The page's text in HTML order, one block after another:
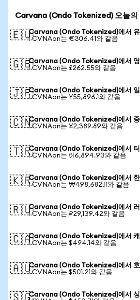
Carvana (Ondo Tokenized) 오늘의
🇪🇺Carvana (Ondo Tokenized)에서
1 CVNAon는 €306.41와 같음
🇬🇧Carvana (Ondo Tokenized)에서 영
1 CVNAon는 £262.55와 같음
🇯🇵Carvana (Ondo Tokenized)에서 일
1 CVNAon는 ¥55,896.1와 같음
🇨🇳Carvana (Ondo Tokenized)에서 중
1 CVNAon는 ¥2,389.89와 같음
🇹🇷Carvana (Ondo Tokenized)에서 터
1 CVNAon는 ₺16,894.93와 같음
🇰🇷Carvana (Ondo Tokenized)에서 한
1 CVNAon는 ₩498,682.11와 같음
🇷🇺Carvana (Ondo Tokenized)에서 러
1 CVNAon는 ₽29,139.42와 같음
🇨🇦Carvana (Ondo Tokenized)에서 캐
1 CVNAon는 $494.14와 같음
🇦🇺Carvana (Ondo Tokenized)에서 호
1 CVNAon는 $501.21와 같음
Carvana (Ondo Tokenized)에서 싱